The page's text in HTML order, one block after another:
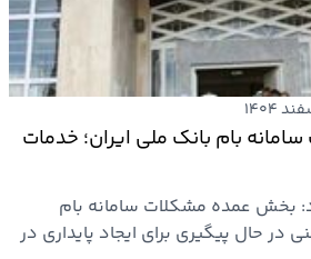
بام بانک ملی ایران؛ خدمات
بخش عمده مشکلات سامانه بام
حال پیگیری برای ایجاد پایداری در